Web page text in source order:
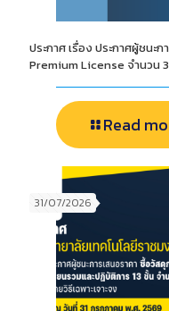
ประกาศ เรื่อง ประกาศผู้ชนะ
Premium License จำนวน
Read
31/07/2026